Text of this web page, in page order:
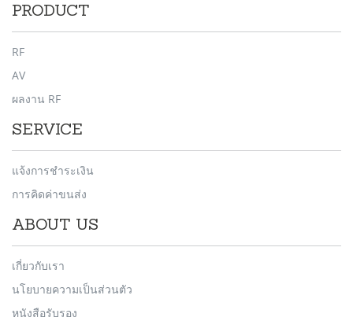
PRODUCT
RF
AV
ผลงาน RF
SERVICE
แจ้งการชำระเงิน
การคิดค่าขนส่ง
ABOUT US
เกี่ยวกับเรา
นโยบายความเป็นส่วนตัว
หนังสือรับรอง